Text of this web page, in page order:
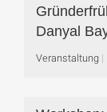
Danyal
Veranstaltung